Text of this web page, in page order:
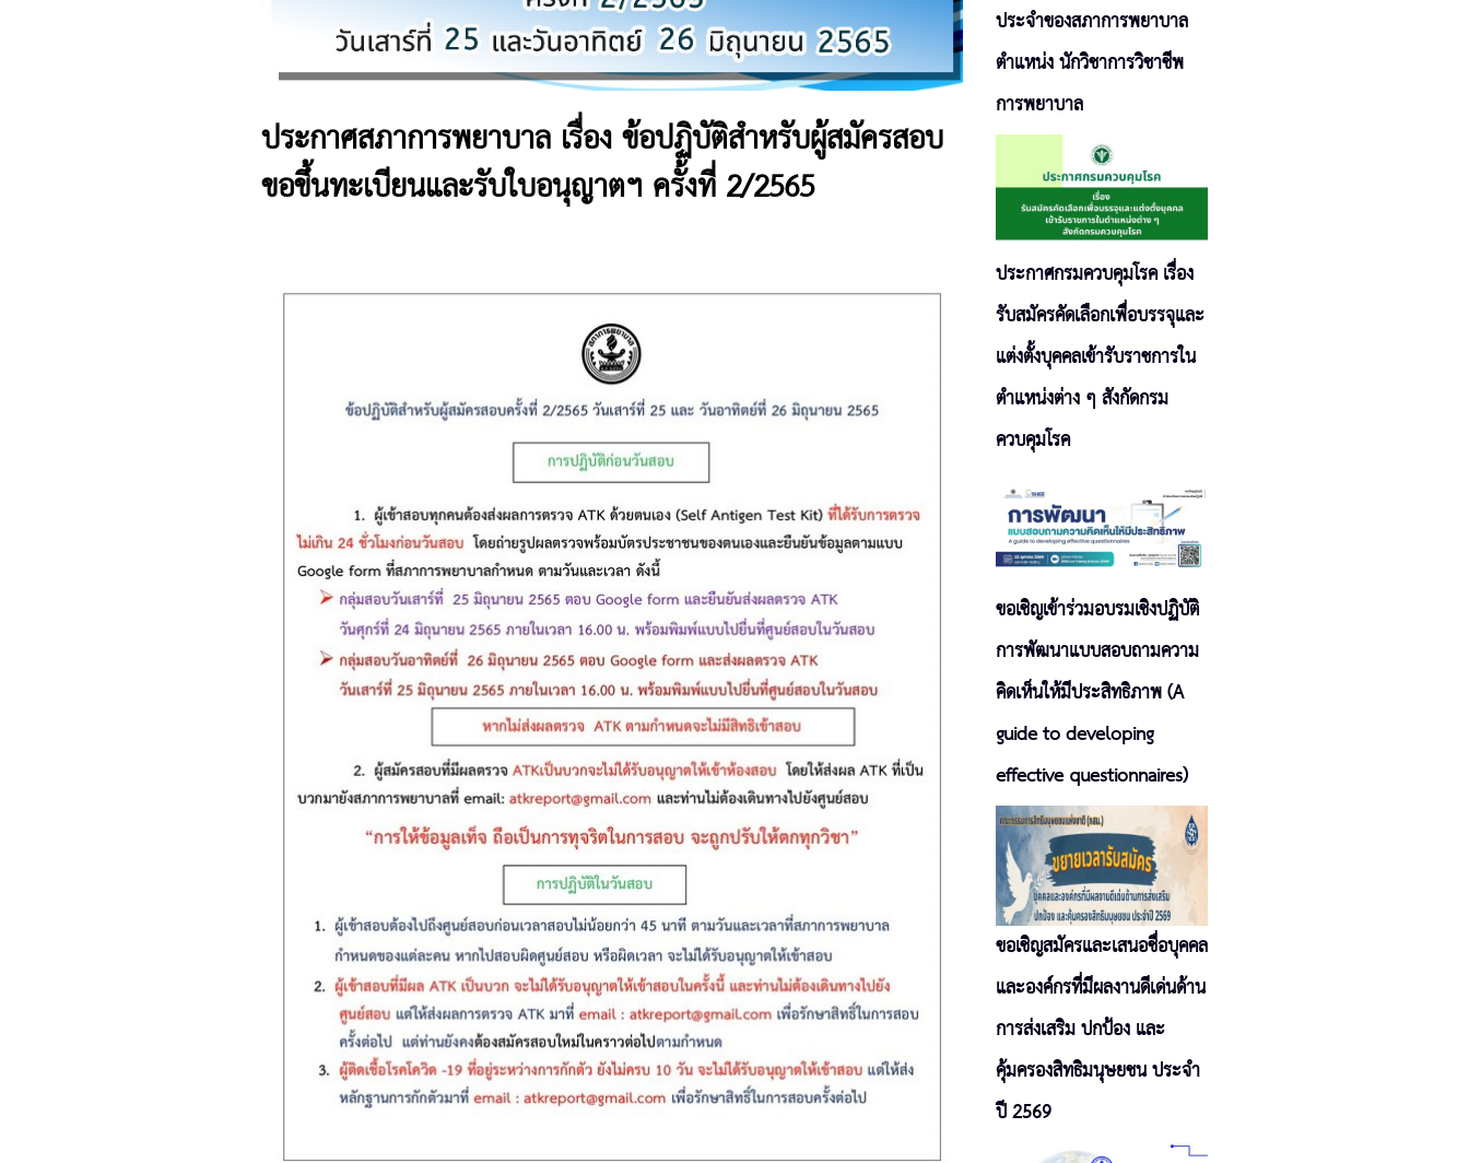
ประกาศสภาการพยาบาล เรื่อง ข้อปฏิบัติสำหรับผู้สมัครสอบ
ขอขึ้นทะเบียนและรับใบอนุญาตฯ ครั้งที่ 2/2565
ประจำของสภาการพยาบาล
ตำแหน่ง นักวิชาการวิชาชีพ
การพยาบาล
ประกาศกรมควบคุมโรค เรื่อง
รับสมัครคัดเลือกเพื่อบรรจุและ
แต่งตั้งบุคคลเข้ารับราชการใน
ตำแหน่งต่าง ๆ สังกัดกรม
ควบคุมโรค
ขอเชิญเข้าร่วมอบรมเชิงปฏิบัติ
การพัฒนาแบบสอบถามความ
คิดเห็นให้มีประสิทธิภาพ (A
guide to developing
effective questionnaires)
ขอเชิญสมัครและเสนอชื่อบุคคล
และองค์กรที่มีผลงานดีเด่นด้าน
การส่งเสริม ปกป้อง และ
คุ้มครองสิทธิมนุษยชน ประจำ
ปี 2569